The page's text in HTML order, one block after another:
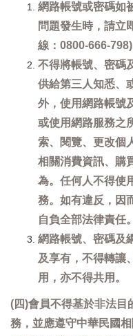
網路帳號或密碼如
問題發生時，請立
線：0800-666-798)
不得將帳號、密碼
供給第三人知悉、
外，使用網路帳號
或使用網路服務之
索、閱覽、更改個
相關消費資訊、購
為。任何人不得使
務。如有違反，因
自負全部法律責任。
網路帳號、密碼及
及享有，不得轉讓
用，亦不得共用。
(四)會員不得基於非法目
務，並應遵守中華民國